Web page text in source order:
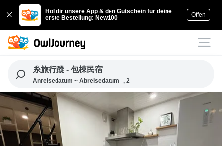
Hol dir unsere App & den Gutschein für deine
erste Bestellung: New100
Offen
糸旅行蹤 - 包棟民宿
Anreisedatum ~ Abreisedatum , 2